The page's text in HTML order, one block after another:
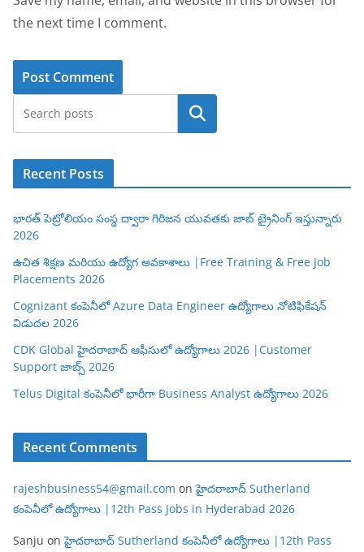
the next time I comment.
Search
Recent Posts
భారత్ పెట్రోలియం సంస్థ ద్వారా గిరిజన యువతకు జాబ్ ట్రైనింగ్ ఇస్తున్నారు
2026
ఉచిత శిక్షణ మరియు ఉద్యోగ అవకాశాలు |Free Training & Free Job
Placements 2026
Cognizant కంపెనీలో Azure Data Engineer ఉద్యోగాలు నోటిఫికేషన్
విడుదల 2026
CDK Global హైదరాబాద్ ఆఫీసులో ఉద్యోగాలు 2026 |Customer
Support జాబ్స్ 2026
Telus Digital కంపెనీలో భారీగా Business Analyst ఉద్యోగాలు 2026
Recent Comments
rajeshbusiness54@gmail.com onహైదరాబాద్ Sutherland
కంపెనీలో ఉద్యోగాలు |12th Pass Jobs in Hyderabad 2026
Sanju onహైదరాబాద్ Sutherland కంపెనీలో ఉద్యోగాలు |12th Pass